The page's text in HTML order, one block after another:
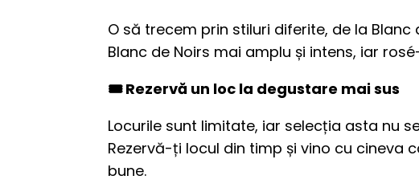
O să trecem prin stiluri diferite, de la Blanc
Blanc de Noirs mai amplu și intens, iar
🎟️ Rezervă un loc la degustare mai sus
Locurile sunt limitate, iar selecția asta nu
Rezervă-ți locul din timp și vino cu cineva
bune.